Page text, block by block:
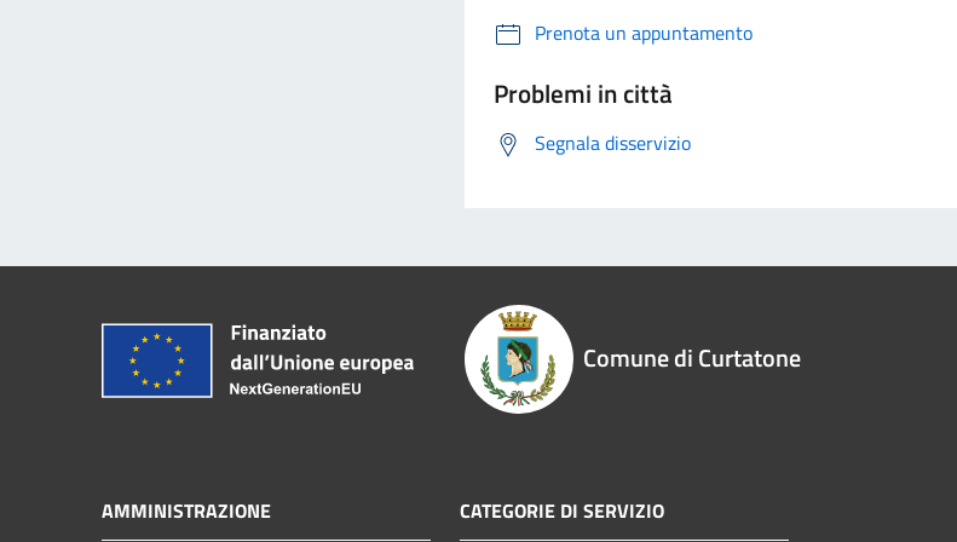
Prenota un appuntamento
Problemi in città
Segnala disservizio
Comune di Curtatone
AMMINISTRAZIONE CATEGORIE DI SERVIZIO